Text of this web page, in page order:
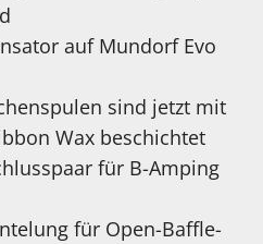
auf Mundorf Evo
sind jetzt mit
Wax beschichtet
für B-Amping
für Open-Baffle-